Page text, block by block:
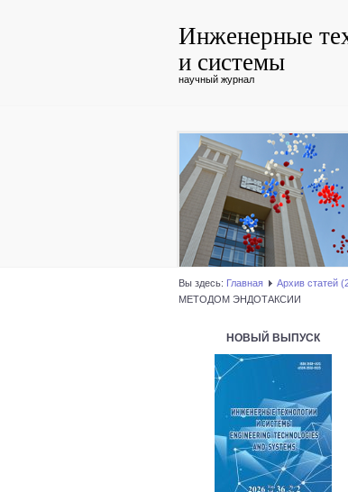
Инженерные
и системы
научный журнал
Вы здесь: Главная Архив статей
МЕТОДОМ ЭНДОТАКСИИ
НОВЫЙ ВЫПУСК